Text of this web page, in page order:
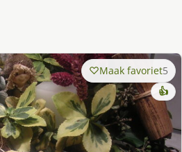
Maak favoriet5
👍